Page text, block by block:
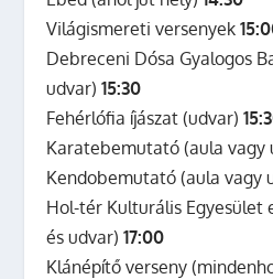
Világismereti versenyek
Debreceni Dósa Gyalogos
udvar)15:30
Fehérlófia íjászat (udvar)
Karatebemutató (aula vagy
Kendobemutató (aula vagy
Hol-tér Kulturális Egyesület
és udvar)17:00
Klánépítő verseny